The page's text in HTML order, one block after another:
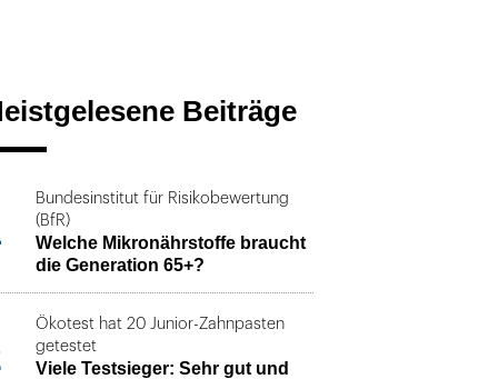
Beiträge
Bundesinstitut für Risikobewertung
(BfR)
Welche Mikronährstoffe braucht
die Generation 65+?
Ökotest hat 20 Junior-Zahnpasten
getestet
Viele Testsieger: Sehr gut und